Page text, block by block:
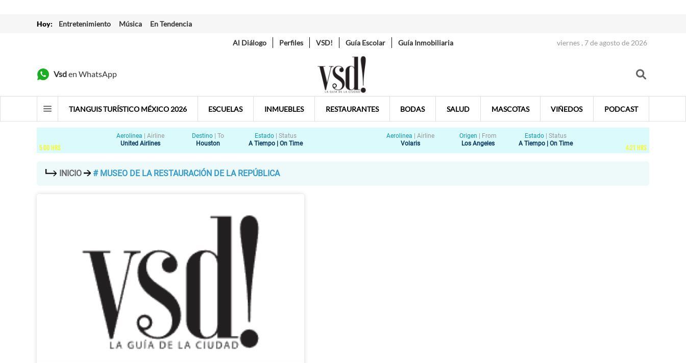
Hoy: Entretenimiento Música En Tendencia
Al Diálogo Perfiles VSD! Guía Escolar Guía Inmobiliaria viernes , 7 de agosto de 2026
Vsden WhatsApp
TIANGUIS TURÍSTICO MÉXICO 2026 ESCUELAS INMUEBLES RESTAURANTES BODAS SALUD MASCOTAS VIÑEDOS PODCAST
5:00HRS
Aerolinea
Airline
United Airlines
Destino
To
Houston
Estado
Status
A Tiempo | On Time
Aerolinea
Airline
Volaris
Origen
From
Los Angeles
Estado
Status
A Tiempo | On Time
4:21 HRS
INICIO # MUSEO DE LA RESTAURACIÓN DE LA REPÚBLICA